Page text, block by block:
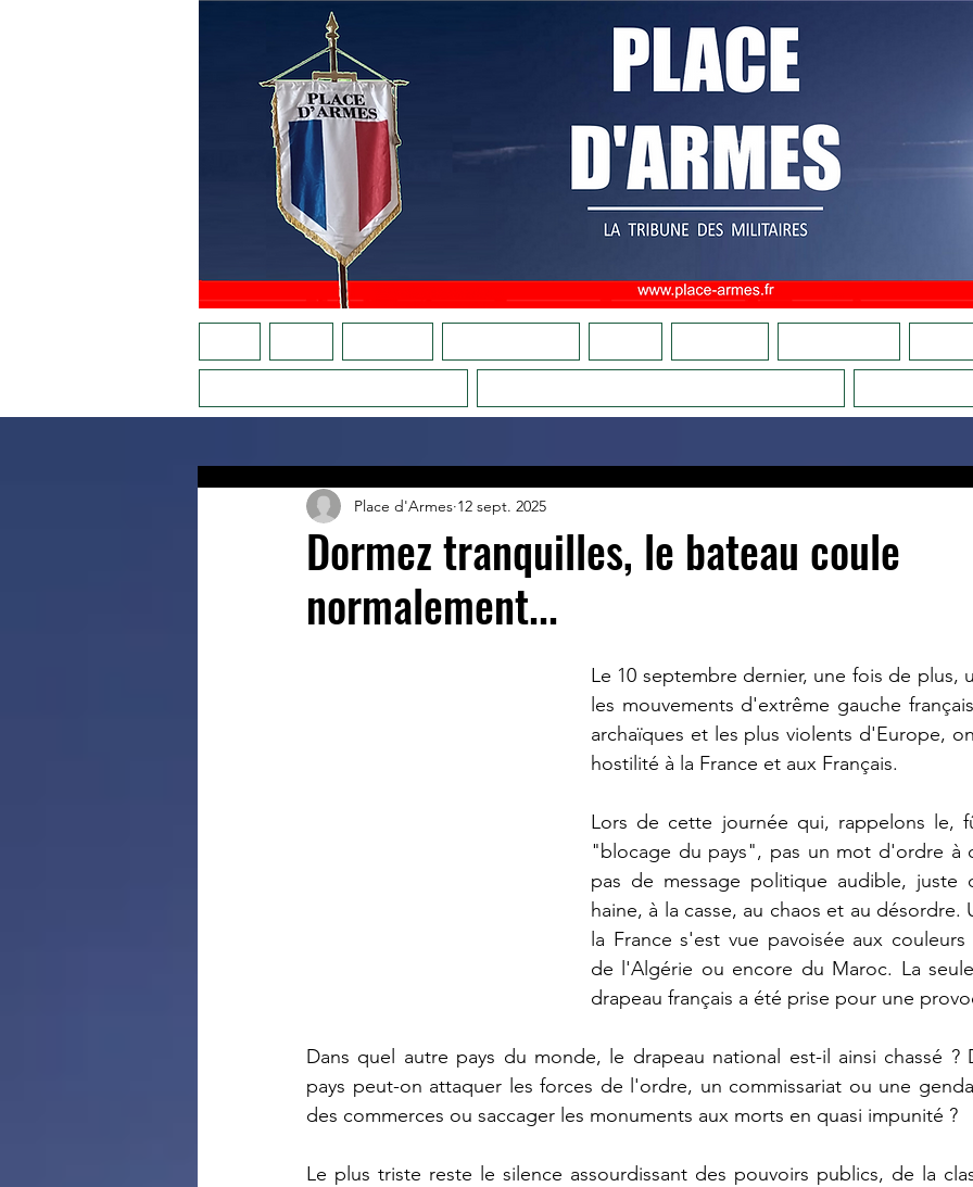
Dormez tranquilles, le bateau coule
normalement...
Place d'Armes 12 sept. 2025
Le 10 septembre dernier, une fois de plus,
les mouvements d'extrême gauche
archaïques et les plus violents d'Europe,
hostilité à la France et aux Français.
Lors de cette journée qui, rappelons le,
"blocage du pays", pas un mot d'ordre à
pas de message politique audible, juste
haine, à la casse, au chaos et au désordre.
la France s'est vue pavoisée aux
de l'Algérie ou encore du Maroc. La
drapeau français a été prise pour une
Dans quel autre pays du monde, le drapeau national est-il ainsi chassé ?
pays peut-on attaquer les forces de l'ordre, un commissariat ou une
des commerces ou saccager les monuments aux morts en quasi impunité ?
Le plus triste reste le silence assourdissant des pouvoirs publics, de la